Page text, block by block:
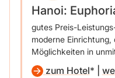
Hanoi:
gutes Preis-
moderne
Möglichkeiten in
zum Hotel